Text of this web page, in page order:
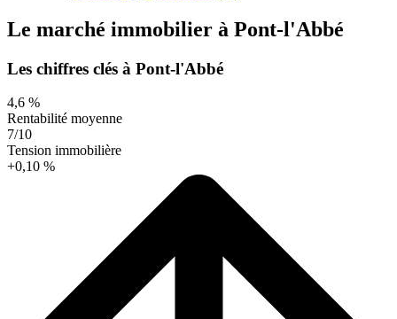
Le marché immobilier à Pont-l'Abbé
Les chiffres clés à Pont-l'Abbé
4,6 %
Rentabilité moyenne
7/10
Tension immobilière
+0,10 %